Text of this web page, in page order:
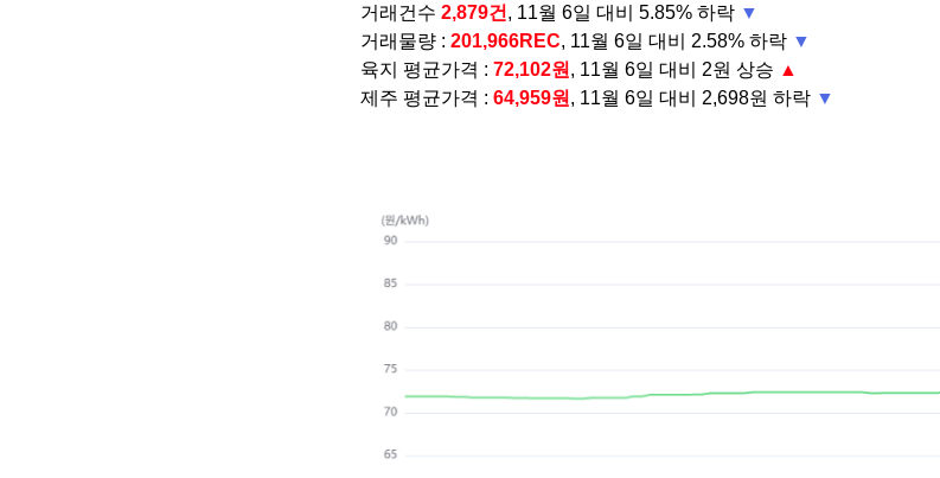
거래건수 2,879건 , 11월 6일 대비 5.85% 하락 ▼
거래물량 : 201,966REC, 11월 6일 대비 2.58% 하락 ▼
육지 평균가격 : 72,102원 , 11월 6일 대비 2원 상승 ▲
제주 평균가격 : 64,959원 , 11월 6일 대비 2,698원 하락 ▼